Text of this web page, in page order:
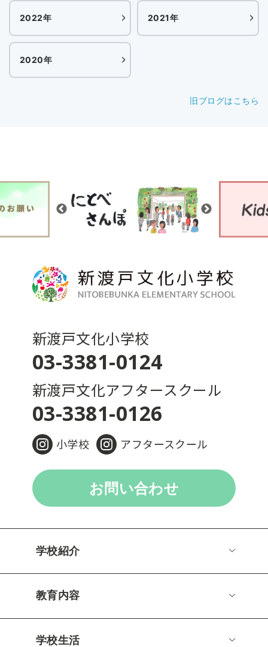
2022年 2021年
2020年
旧ブログはこちら
新渡戸文化小学校
03-3381-0124
新渡戸文化アフタースクール
03-3381-0126
小学校 アフタースクール
お問い合わせ
学校紹介
教育内容
学校生活